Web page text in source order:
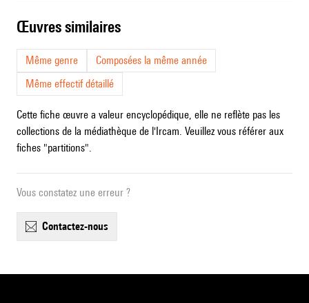
œuvres similaires
Même genre
Composées la même année
Même effectif détaillé
Cette fiche œuvre a valeur encyclopédique, elle ne reflète pas les
collections de la médiathèque de l'Ircam. Veuillez vous référer aux
fiches "partitions".
Vous constatez une erreur ?
contactez-nous